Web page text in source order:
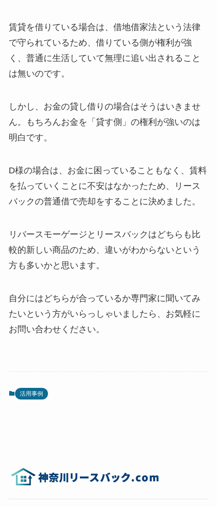
賃貸を借りている場合は、借地借家法という法律
で守られているため、借りている側が権利が強
く、普通に生活していて無理に追い出されること
は無いのです。
しかし、お金の貸し借りの場合はそうはいきませ
ん。もちろんお金を「貸す側」の権利が強いのは
明白です。
D様の場合は、お金に困っていることもなく、賃料
を払っていくことに不安はなかったため、リース
バックの普通借で売却をすることに決めました。
リバースモーゲージとリースバックはどちらも比
較的新しい商品のため、違いがわからないという
方も多いかと思います。
自分にはどちらが合っているか専門家に聞いてみ
たいという方がいらっしゃいましたら、お気軽に
お問い合わせください。
活用事例